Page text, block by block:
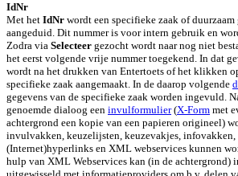
IdNr
Met het IdNr wordt een specifieke zaak of
aangeduid. Dit nummer is voor intern gebruik en
Zodra via Selecteer gezocht wordt naar nog niet
het eerst volgende vrije nummer toegekend. In dat
wordt na het drukken van Entertoets of het klikken
specifieke zaak aangemaakt. In de daarop volgende
gegevens van de specifieke zaak worden ingevuld.
genoemde dialoog een invulformulier(X-Form met
achtergrond een kopie van een papieren origineel)
invulvakken, keuzelijsten, keuzevakjes, infovakken,
(Internet)hyperlinks en XML webservices kunnen
hulp van XML Webservices kan (in de achtergrond)